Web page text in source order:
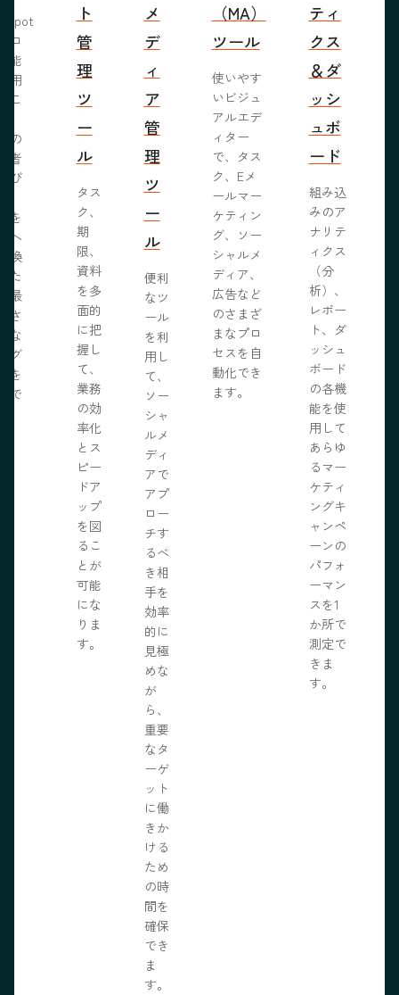
ロ
能
用
こ
の
者
び
を
へ
換
た
最
さ
な
グ
を
で
ト
管
理
ツ
ー
ル
タス
ク、
期
限、
資料
を多
面的
に把
握し
て、
業務
の効
率化
とス
ピー
ドア
ップ
を図
るこ
とが
可能
にな
りま
す。
メ
デ
ィ
ア
管
理
ツ
ー
ル
便利
なツ
ール
を利
用し
て、
ソー
シャ
ルメ
ディ
アで
アプ
ロー
チす
るべ
き相
手を
効率
的に
見極
めな
が
ら、
重要
なタ
ーゲ
ット
に働
きか
ける
ため
の時
間を
確保
でき
ま
す。
（MA）
ツール
使いやす
いビジュ
アルエデ
ィター
で、タス
ク、Eメ
ールマー
ケティン
グ、ソー
シャルメ
ディア、
広告など
のさまざ
まなプロ
セスを自
動化でき
ます。
ティ
クス
＆ダ
ッシ
ュボ
ード
組み込
みのア
ナリテ
ィクス
（分
析）、
レポー
ト、ダ
ッシュ
ボード
の各機
能を使
用して
あらゆ
るマー
ケティ
ングキ
ャンペ
ーンの
パフォ
ーマン
スを1
か所で
測定で
きま
す。